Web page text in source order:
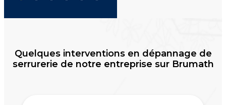
Quelques interventions en dépannage de
serrurerie de notre entreprise sur Brumath